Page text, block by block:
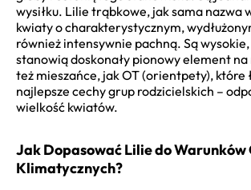
wysiłku. Lilie trąbkowe, jak sama nazwa
kwiaty o charakterystycznym,
również intensywnie pachną. Są
stanowią doskonały pionowy element
też mieszańce, jak OT (orientpety), które
najlepsze cechy grup rodzicielskich –
wielkość kwiatów.
Jak Dopasować Lilie do Warunków
Klimatycznych?